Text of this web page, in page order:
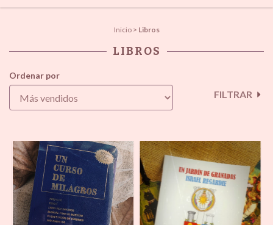
Inicio > Libros
LIBROS
Ordenar por
FILTRAR